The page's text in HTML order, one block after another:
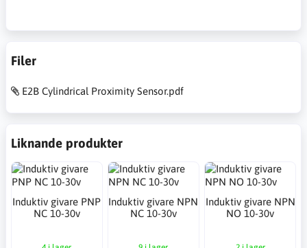
Filer
E2B Cylindrical Proximity Sensor.pdf
Liknande produkter
Induktiv givare PNP
NC 10-30v
Induktiv givare NPN
NC 10-30v
Induktiv givare NPN
NO 10-30v